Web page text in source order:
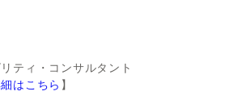
ティ・コンサルタント
はこちら 】